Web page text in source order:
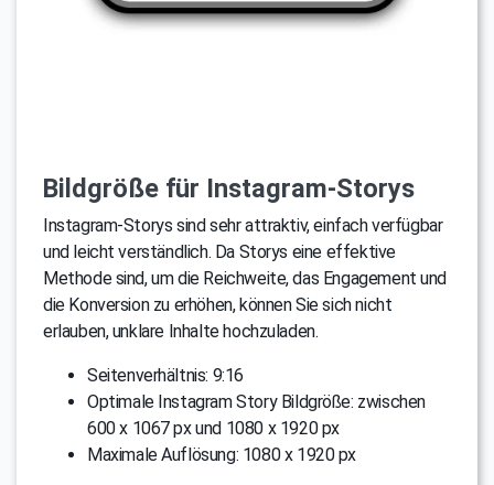
Bildgröße für Instagram-Storys
Instagram-Storys sind sehr attraktiv, einfach verfügbar
und leicht verständlich. Da Storys eine effektive
Methode sind, um die Reichweite, das Engagement und
die Konversion zu erhöhen, können Sie sich nicht
erlauben, unklare Inhalte hochzuladen.
Seitenverhältnis: 9:16
Optimale Instagram Story Bildgröße: zwischen
600 x 1067 px und 1080 x 1920 px
Maximale Auflösung: 1080 x 1920 px